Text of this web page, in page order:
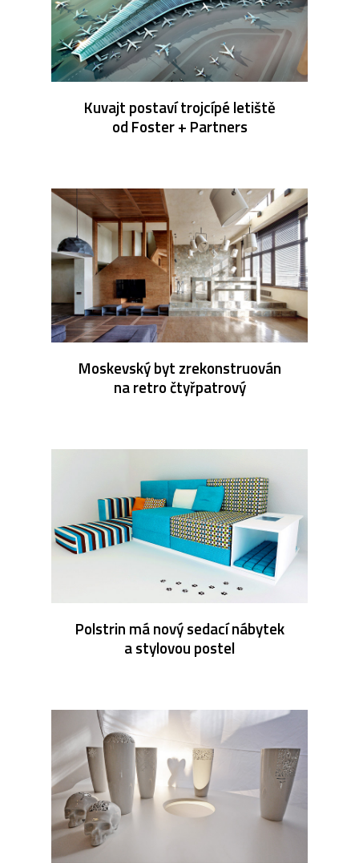
Kuvajt postaví trojcípé letiště
od Foster + Partners
Moskevský byt zrekonstruován
na retro čtyřpatrový
Polstrin má nový sedací nábytek
a stylovou postel